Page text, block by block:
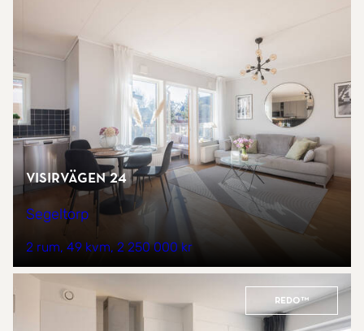
Visirvägen 24
Segeltorp
2 rum 49 kvm 2 250 000 kr
REDO™